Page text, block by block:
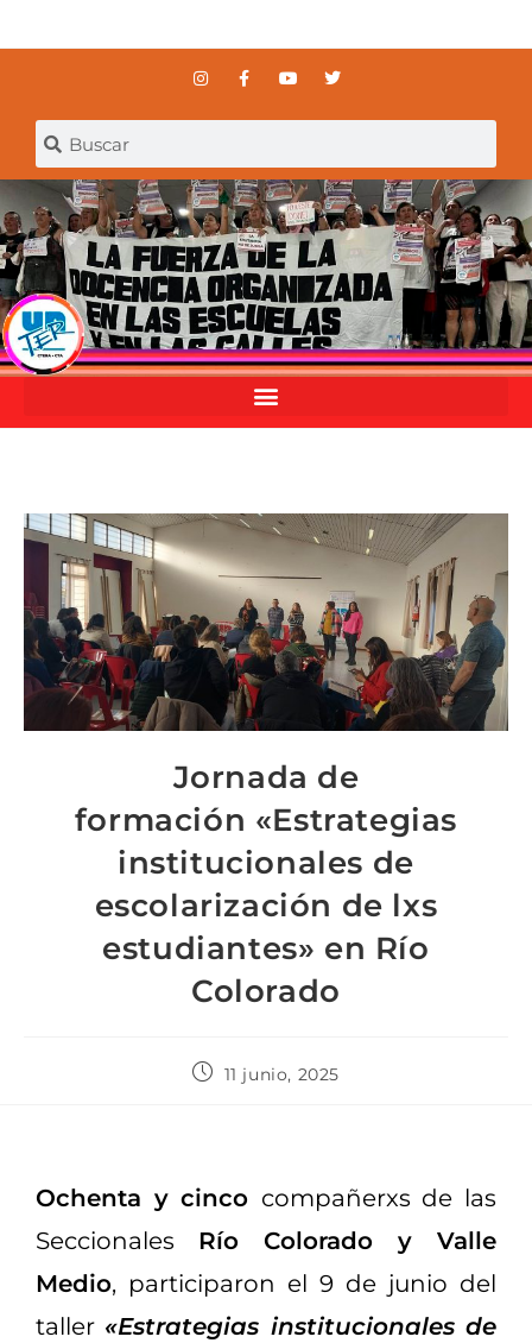
Jornada de
formación «Estrategias
institucionales de
escolarización de lxs
estudiantes» en Río
Colorado
11 junio, 2025
Ochenta y cinco compañerxs de las
Seccionales Río Colorado y Valle
Medio, participaron el 9 de junio del
taller «Estrategias institucionales de